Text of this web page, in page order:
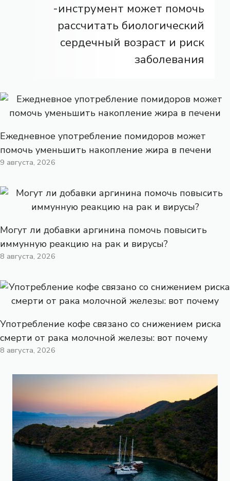
-инструмент может помочь
рассчитать биологический
сердечный возраст и риск
заболевания
Ежедневное употребление помидоров может
помочь уменьшить накопление жира в печени
9 августа, 2026
Могут ли добавки аргинина помочь повысить
иммунную реакцию на рак и вирусы?
8 августа, 2026
Употребление кофе связано со снижением риска
смерти от рака молочной железы: вот почему
8 августа, 2026